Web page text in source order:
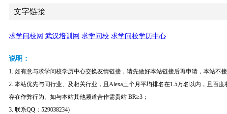
文字链接
求学问校网 武汉培训网 求学问校 求学问校学历中心
说明：
1. 如有意与求学问校学历中心交换友情链接，请先做好本站链接后再申请，本站不
2. 本站优先与同行业、及相关行业，且Alexa三个月平均排名在1.5万名以内，且百
存在作弊行为。如与本站其他频道合作需贵站 BR≥3；
3. 联系QQ：529038234)